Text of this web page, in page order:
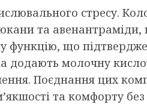
стресу.
та
функцію, що
додають молочну
Поєднання цих
та комфорту